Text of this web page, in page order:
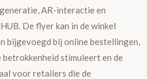
AR-interactie en
De flyer kan in de winkel
bijgevoegd bij online bestellingen,
stimuleert en de
voor retailers die de